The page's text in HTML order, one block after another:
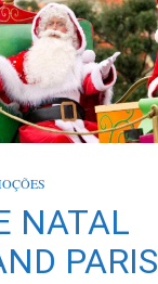
NATAL
PARIS